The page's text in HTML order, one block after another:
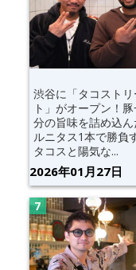
渋谷に「タコストリ
ト」がオープン！
分の旨味を詰め込ん
ルニタス1本で勝負
タコスと陽気な...
2026年01月27日